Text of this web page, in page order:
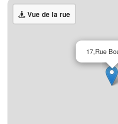
Vue de la rue
17,Rue